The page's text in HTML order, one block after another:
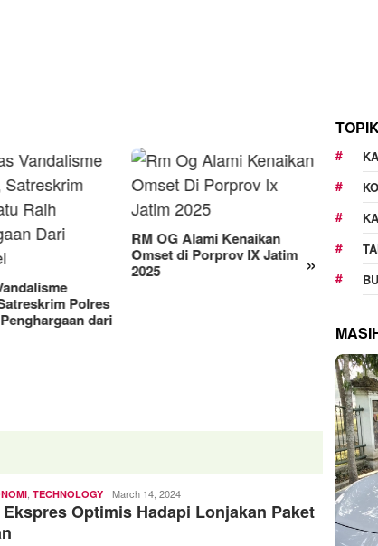
»
Kenaikan
IX Jatim
Manjakan Pelanggan,
RAT
TECHNOLOGY Andi
Mardana
March 14, 2024
Optimis Hadapi Lonjakan Paket